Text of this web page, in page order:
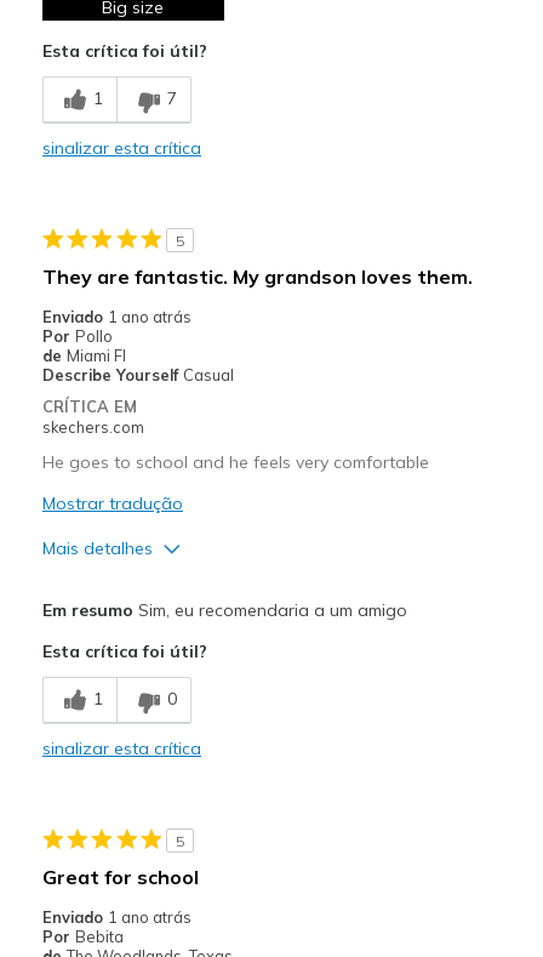
Melhores utilizações
Casual Wear
Big size
Esta crítica foi útil?
1 7
sinalizar esta crítica
5
They are fantastic. My grandson loves them.
Enviado 1 ano atrás
Por Pollo
de Miami Fl
Describe Yourself Casual
CRÍTICA EM
skechers.com
He goes to school and he feels very comfortable
Mostrar tradução
Mais detalhes
Durable
Melhores utilizações
Going Out
Sizing
Feels true to size
View On Shoes
Shoes are for Wearing
Em resumo Sim, eu recomendaria a um amigo
Esta crítica foi útil?
1 0
sinalizar esta crítica
5
Great for school
Enviado 1 ano atrás
Por Bebita